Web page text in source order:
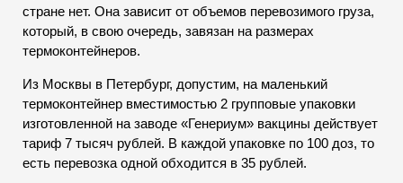
стране нет. Она зависит от объемов перевозимого груза,
который, в свою очередь, завязан на размерах
термоконтейнеров.
Из Москвы в Петербург, допустим, на маленький
термоконтейнер вместимостью 2 групповые упаковки
изготовленной на заводе «Генериум» вакцины действует
тариф 7 тысяч рублей. В каждой упаковке по 100 доз, то
есть перевозка одной обходится в 35 рублей.